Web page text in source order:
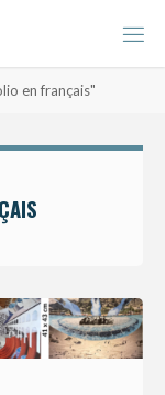
en français"